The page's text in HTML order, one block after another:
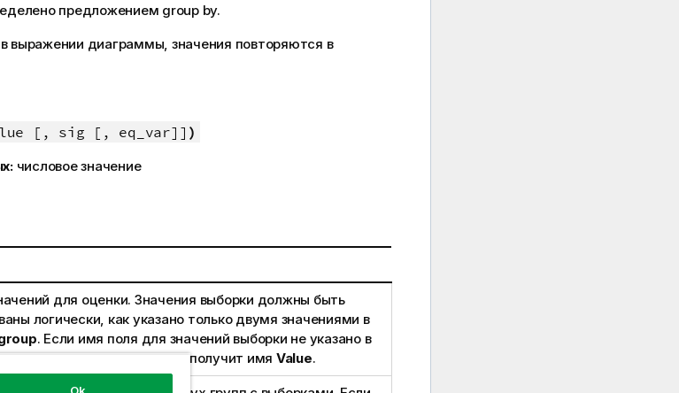
предложением group by.
выражении диаграммы, значения повторяются в
[, sig [, eq_var]] )
числовое значение
для оценки. Значения выборки должны быть
логически, как указано только двумя значениями в
. Если имя поля для значений выборки не указано в
поле автоматически получит имя Value.